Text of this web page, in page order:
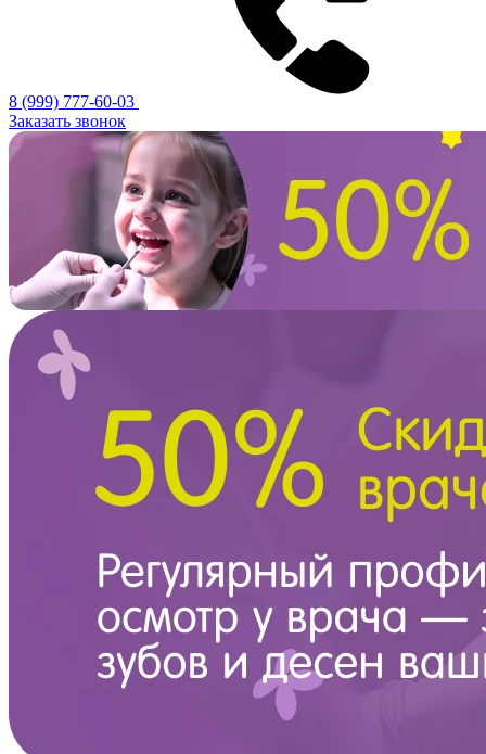
8 (999) 777-60-03
Заказать звонок